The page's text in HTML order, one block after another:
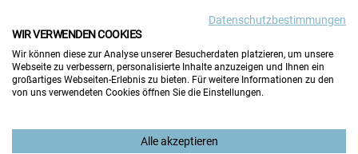
Datenschutzbestimmungen
WIR VERWENDEN COOKIES
Wir können diese zur Analyse unserer Besucherdaten platzieren, um unsere
Webseite zu verbessern, personalisierte Inhalte anzuzeigen und Ihnen ein
großartiges Webseiten-Erlebnis zu bieten. Für weitere Informationen zu den
von uns verwendeten Cookies öffnen Sie die Einstellungen.
Alle akzeptieren